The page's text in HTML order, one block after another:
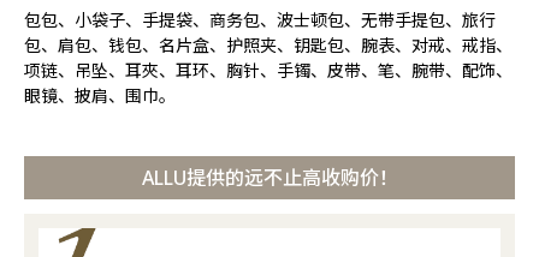
包包、小袋子、手提袋、商务包、波士顿包、无带手提包、旅行
包、肩包、钱包、名片盒、护照夹、钥匙包、腕表、对戒、戒指、
项链、吊坠、耳夾、耳环、胸针、手镯、皮带、笔、腕带、配饰、
眼镜、披肩、围巾。
ALLU提供的远不止高收购价！